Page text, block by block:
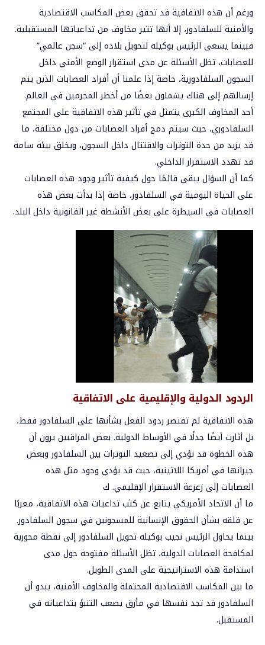
ورغم أن هذه الاتفاقية قد تحقق بعض المكاسب الاقتصادية
والأمنية للسلفادور، إلا أنها تثير مخاوف من تداعياتها المستقبلية.
فبينما يسعى الرئيس بوكيله لتحويل بلاده إلى “سجن عالمي”
للعصابات، تظل الأسئلة عن مدى استقرار الوضع الأمني داخل
السجون السلفادورية، خاصة إذا علمنا أن أفراد العصابات الذين يتم
إرسالهم إلى هناك يشملون بعضًا من أخطر المجرمين في العالم.
أحد المخاوف الكبرى يتمثل في تأثير هذه الاتفاقية على المجتمع
السلفادوري، حيث سيتم دمج أفراد العصابات من دول مختلفة، ما
قد يزيد من حدة التوترات والاقتتال داخل السجون، ويخلق بيئة سامة
قد تهدد الاستقرار الداخلي.
كما أن السؤال يبقى قائمًا حول كيفية تأثير وجود هذه العصابات
على الحياة اليومية في السلفادور، خاصة إذا بدأت بعض هذه
العصابات في السيطرة على بعض الأنشطة غير القانونية داخل البلد.
الردود الدولية والإقليمية على الاتفاقية
هذه الاتفاقية لم تقتصر ردود الفعل بشأنها على السلفادور فقط،
بل أثارت أيضًا جدلًا في الأوساط الدولية. بعض المراقبين يرون أن
هذه الخطوة قد تؤدي إلى تصعيد التوترات بين السلفادور وبعض
جيرانها في أمريكا اللاتينية، حيث قد يؤدي وجود مثل هذه
العصابات إلى زعزعة الاستقرار الإقليمي. ك
ما أن الاتحاد الأمريكي يتابع عن كثب تداعيات هذه الاتفاقية، معربًا
عن قلقه بشأن الحقوق الإنسانية للمسجونين في سجون السلفادور.
بينما يحاول الرئيس نجيب بوكيله تحويل السلفادور إلى نقطة محورية
لمكافحة العصابات الدولية، تظل الأسئلة مفتوحة حول مدى
استدامة هذه الاستراتيجية على المدى الطويل.
ما بين المكاسب الاقتصادية المحتملة والمخاوف الأمنية، يبدو أن
السلفادور قد تجد نفسها في مأزق يصعب التنبؤ بتداعياته في
المستقبل.